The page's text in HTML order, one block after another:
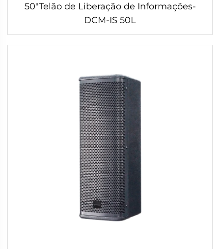
50"Telão de Liberação de Informações-
DCM-IS 50L